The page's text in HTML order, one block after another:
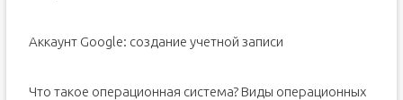
Аккаунт Google: создание учетной записи
Что такое операционная система? Виды операционных